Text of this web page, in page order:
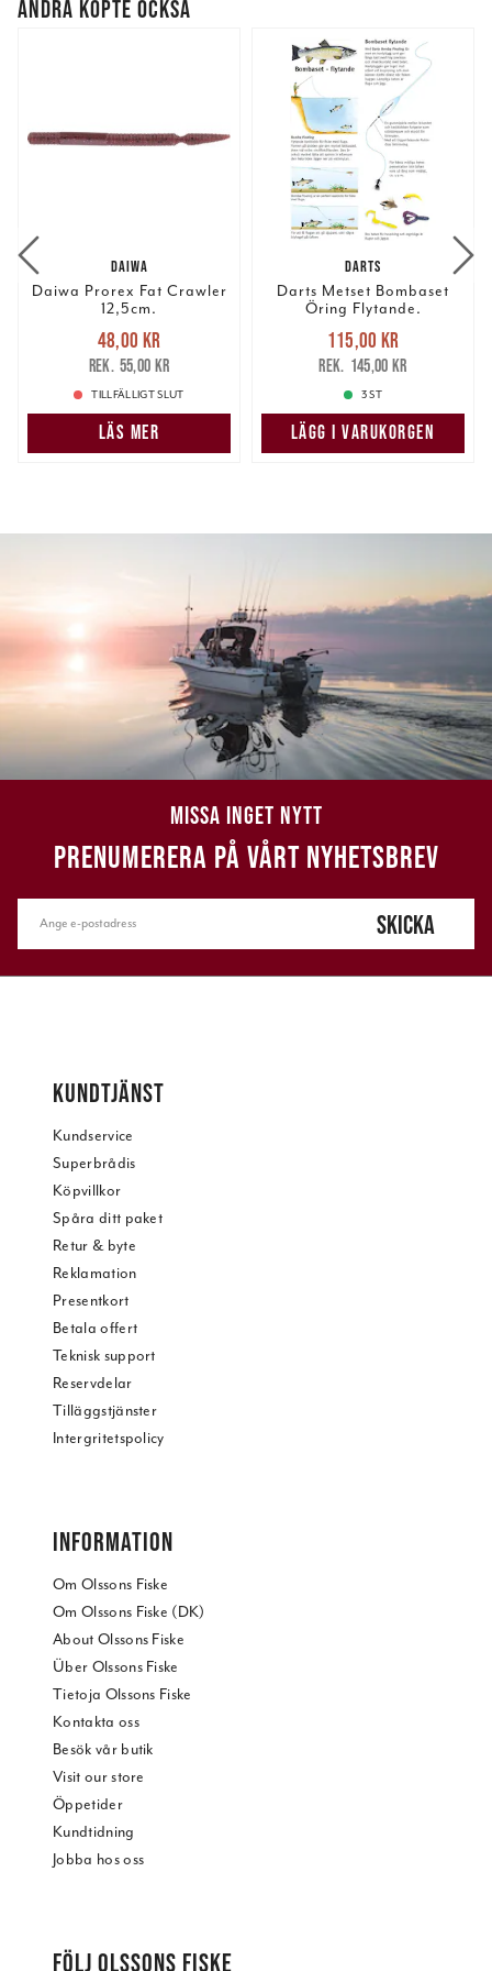
ANDRA KÖPTE OCKSÅ
DAIWA
Daiwa Prorex Fat Crawler
12,5cm.
Nuvarande pris
48,00 krTidigare pris
55,00 kr
48,00 kr
55,00 kr
TILLFÄLLIGT SLUT
LÄS MER
DARTS
Darts Metset Bombaset
Öring Flytande.
Nuvarande pris
115,00 krTidigare pris
145,00 kr
115,00 kr
145,00 kr
3 ST
LÄGG I VARUKORGEN
MISSA INGET NYTT
PRENUMERERA PÅ VÅRT NYHETSBREV
SKICKA
KUNDTJÄNST
Kundservice
Superbrådis
Köpvillkor
Spåra ditt paket
Retur & byte
Reklamation
Presentkort
Betala offert
Teknisk support
Reservdelar
Tilläggstjänster
Intergritetspolicy
INFORMATION
Om Olssons Fiske
Om Olssons Fiske (DK)
About Olssons Fiske
Über Olssons Fiske
Tietoja Olssons Fiske
Kontakta oss
Besök vår butik
Visit our store
Öppetider
Kundtidning
Jobba hos oss
FÖLJ OLSSONS FISKE